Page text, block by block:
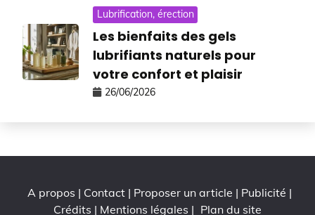
Lubrification, érection
Les bienfaits des gels
lubrifiants naturels pour
votre confort et plaisir
26/06/2026
A propos | Contact | Proposer un article | Publicité |
Crédits | Mentions légales | Plan du site